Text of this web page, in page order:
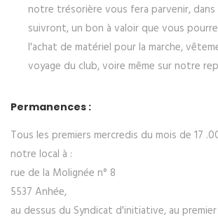
notre trésorière vous fera parvenir, dans
suivront, un bon à valoir que vous
l'achat de matériel pour la marche,
voyage du club, voire même sur notre
Permanences :
Tous les premiers mercredis du mois de 17
notre local à :
rue de la Molignée n° 8
5537 Anhée,
au dessus du Syndicat d'initiative, au